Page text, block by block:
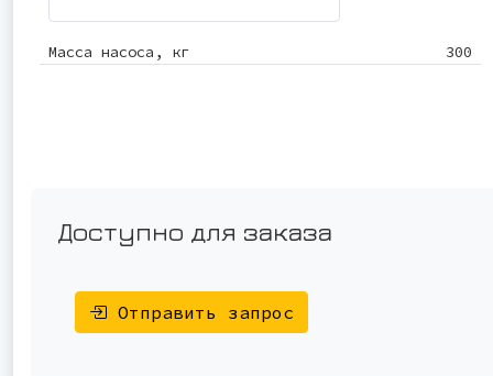
Масса насоса, кг 300
Доступно для заказа
Отправить запрос